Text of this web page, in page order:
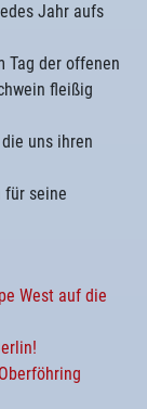
Jahr aufs
Tag der offenen
fleißig
uns ihren
für seine
West auf die